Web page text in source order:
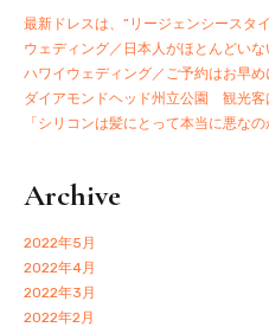
最新ドレスは、”リージェンシースタ
ウェディング／日本人がほとんどい
ハワイウェディング／ご予約はお早め
ダイアモンドヘッド州立公園 観光客
「シリコンは髪にとって本当に悪な
Archive
2022年5月
2022年4月
2022年3月
2022年2月